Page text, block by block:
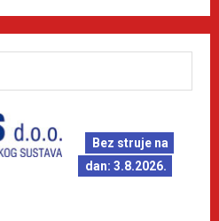
Bez struje na
dan: 3.8.2026.